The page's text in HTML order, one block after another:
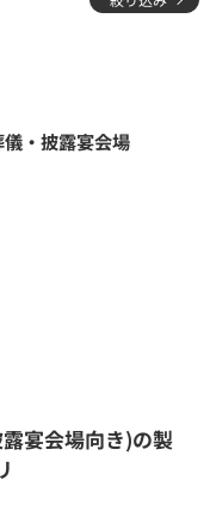
・披露宴会場
宴会場向き)の製